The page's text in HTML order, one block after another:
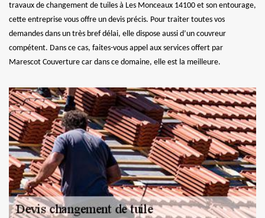
travaux de changement de tuiles à Les Monceaux 14100 et son entourage,
cette entreprise vous offre un devis précis. Pour traiter toutes vos
demandes dans un très bref délai, elle dispose aussi d’un couvreur
compétent. Dans ce cas, faites-vous appel aux services offert par
Marescot Couverture car dans ce domaine, elle est la meilleure.